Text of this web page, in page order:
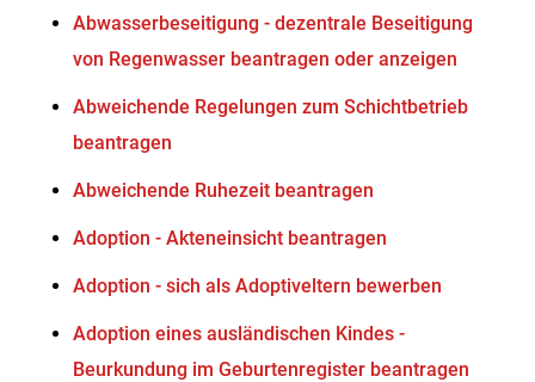
Abwasserbeseitigung - dezentrale Beseitigung
von Regenwasser beantragen oder anzeigen
Abweichende Regelungen zum Schichtbetrieb
beantragen
Abweichende Ruhezeit beantragen
Adoption - Akteneinsicht beantragen
Adoption - sich als Adoptiveltern bewerben
Adoption eines ausländischen Kindes -
Beurkundung im Geburtenregister beantragen